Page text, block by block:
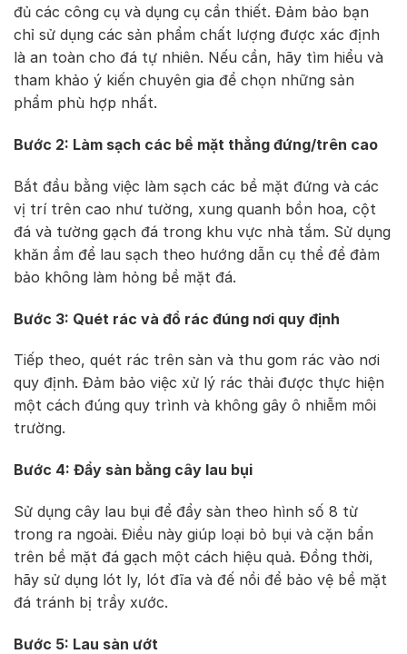
đủ các công cụ và dụng cụ cần thiết. Đảm bảo bạn
chỉ sử dụng các sản phẩm chất lượng được xác định
là an toàn cho đá tự nhiên. Nếu cần, hãy tìm hiểu và
tham khảo ý kiến chuyên gia để chọn những sản
phẩm phù hợp nhất.
Bước 2: Làm sạch các bề mặt thẳng đứng/trên cao
Bắt đầu bằng việc làm sạch các bề mặt đứng và các
vị trí trên cao như tường, xung quanh bồn hoa, cột
đá và tường gạch đá trong khu vực nhà tắm. Sử dụng
khăn ẩm để lau sạch theo hướng dẫn cụ thể để đảm
bảo không làm hỏng bề mặt đá.
Bước 3: Quét rác và đổ rác đúng nơi quy định
Tiếp theo, quét rác trên sàn và thu gom rác vào nơi
quy định. Đảm bảo việc xử lý rác thải được thực hiện
một cách đúng quy trình và không gây ô nhiễm môi
trường.
Bước 4: Đẩy sàn bằng cây lau bụi
Sử dụng cây lau bụi để đẩy sàn theo hình số 8 từ
trong ra ngoài. Điều này giúp loại bỏ bụi và cặn bẩn
trên bề mặt đá gạch một cách hiệu quả. Đồng thời,
hãy sử dụng lót ly, lót đĩa và đế nồi để bảo vệ bề mặt
đá tránh bị trầy xước.
Bước 5: Lau sàn ướt